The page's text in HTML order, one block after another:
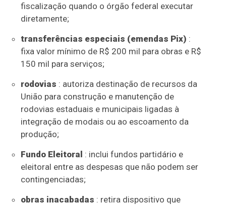
fiscalização quando o órgão federal executar
diretamente;
transferências especiais (emendas Pix) :
fixa valor mínimo de R$ 200 mil para obras e R$
150 mil para serviços;
rodovias : autoriza destinação de recursos da
União para construção e manutenção de
rodovias estaduais e municipais ligadas à
integração de modais ou ao escoamento da
produção;
Fundo Eleitoral : inclui fundos partidário e
eleitoral entre as despesas que não podem ser
contingenciadas;
obras inacabadas : retira dispositivo que